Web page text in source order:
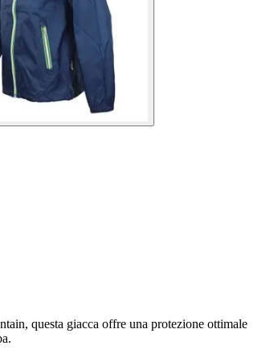
questa giacca offre una protezione ottimale